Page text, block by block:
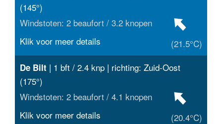
(145°)
Windstoten: 2 beaufort / 3.2 knopen
(21.5°C)
Klik voor meer details
De Bilt | 1 bft / 2.4 knp | richting: Zuid-Oost
(175°)
Windstoten: 2 beaufort / 4.1 knopen
(20.4°C)
Klik voor meer details